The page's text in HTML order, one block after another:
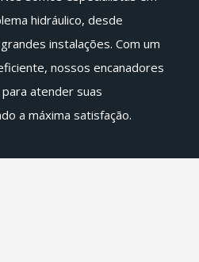
hidráulico, desde
instalações. Com um
nossos encanadores
atender suas
a máxima satisfação.